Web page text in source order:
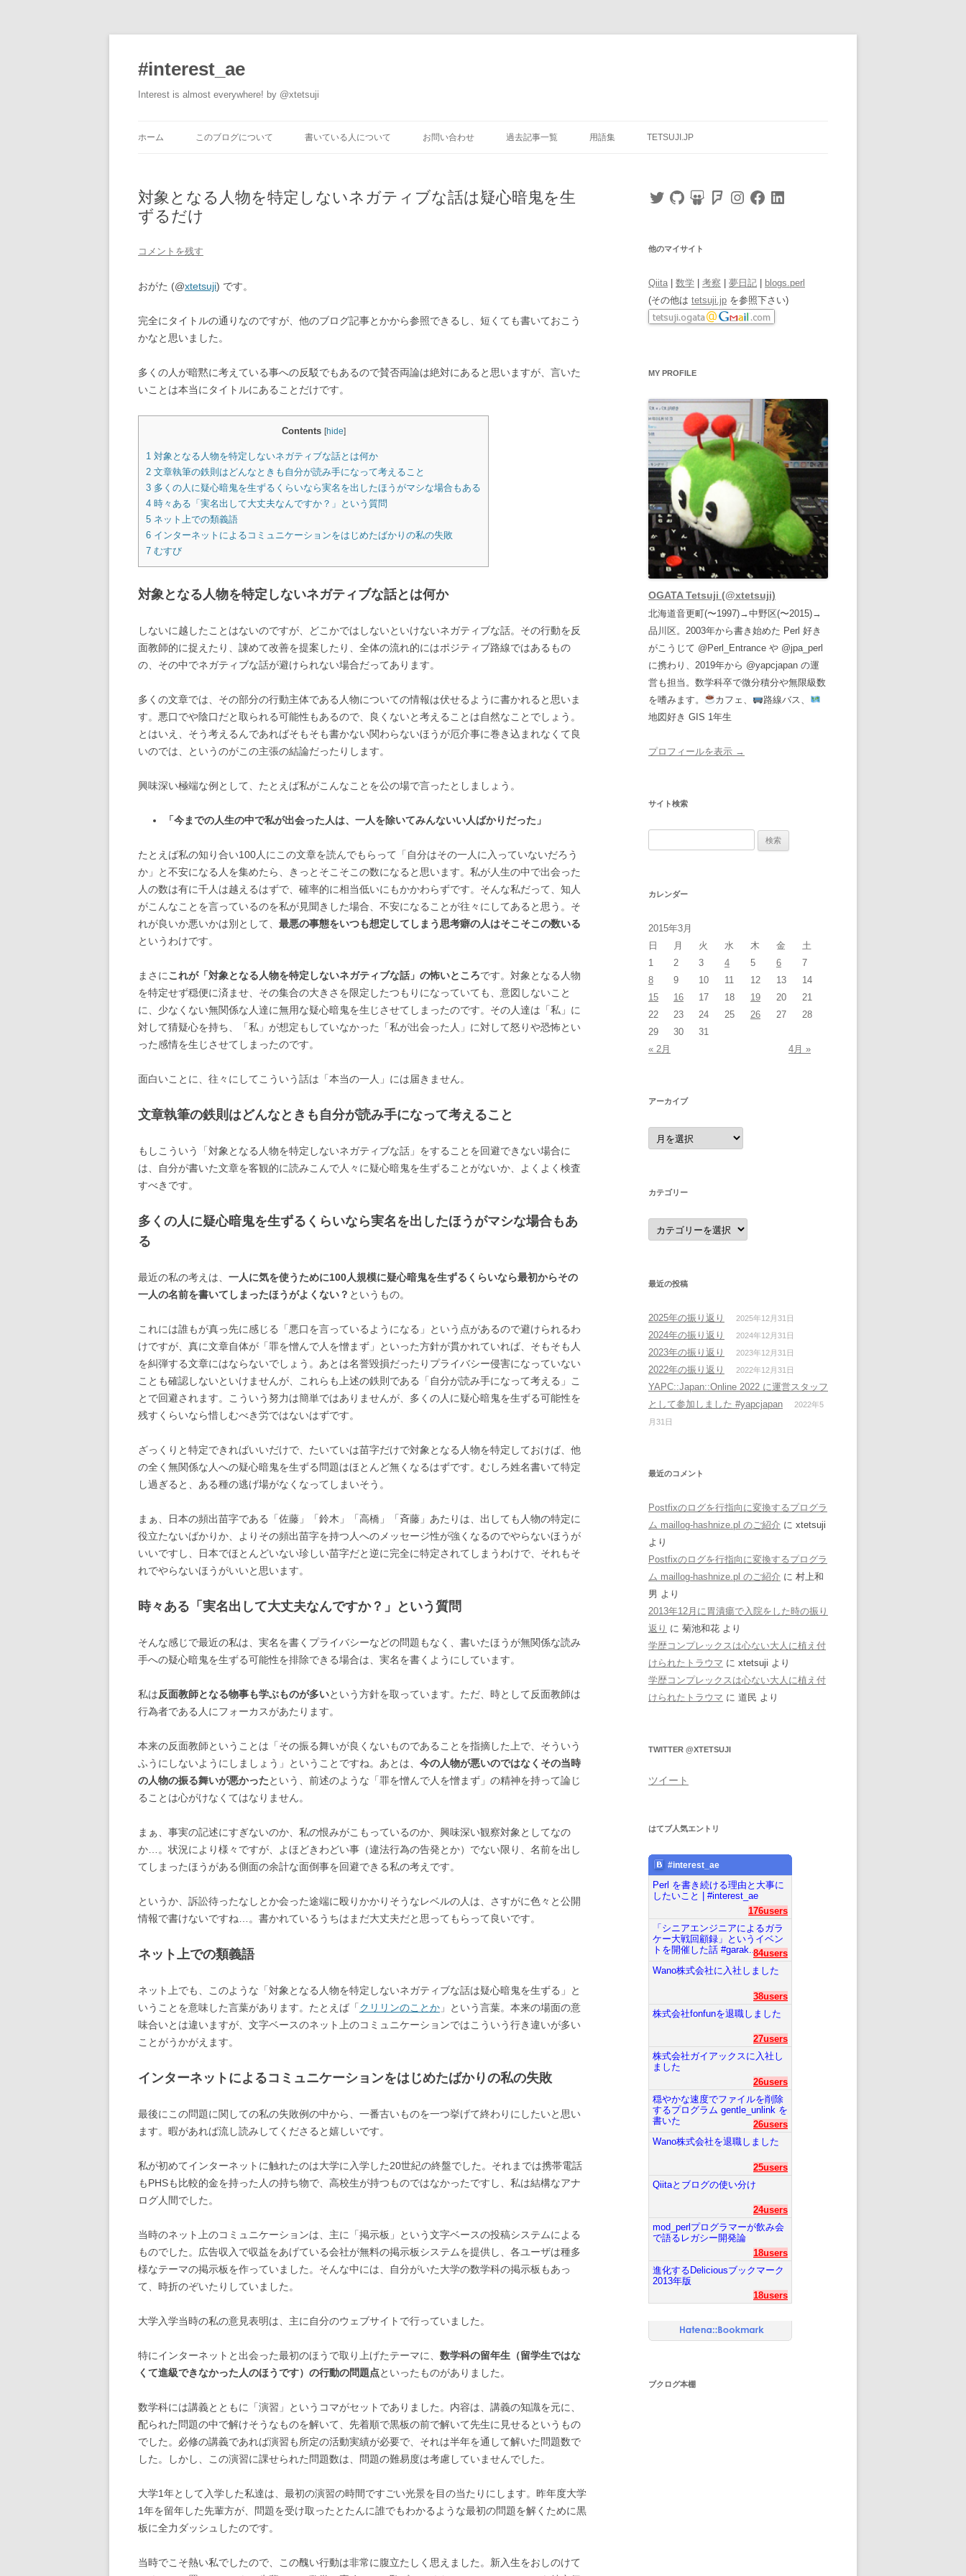
#interest_ae
Interest is almost everywhere! by @xtetsuji
キ
ッ
ホーム このブログについて 書いている人について お問い合わせ 過去記事一覧 用語集 TETSUJI.JP
対象となる人物を特定しないネガティブな話は疑心暗鬼を生
ずるだけ
コメントを残す
おがた (@xtetsuji) です。
完全にタイトルの通りなのですが、他のブログ記事とかから参照できるし、短くても書いておこう
かなと思いました。
多くの人が暗黙に考えている事への反駁でもあるので賛否両論は絶対にあると思いますが、言いた
いことは本当にタイトルにあることだけです。
Contents [hide]
1 対象となる人物を特定しないネガティブな話とは何か
2 文章執筆の鉄則はどんなときも自分が読み手になって考えること
3 多くの人に疑心暗鬼を生ずるくらいなら実名を出したほうがマシな場合もある
4 時々ある「実名出して大丈夫なんですか？」という質問
5 ネット上での類義語
6 インターネットによるコミュニケーションをはじめたばかりの私の失敗
7 むすび
対象となる人物を特定しないネガティブな話とは何か
しないに越したことはないのですが、どこかではしないといけないネガティブな話。その行動を反
面教師的に捉えたり、諌めて改善を提案したり、全体の流れ的にはポジティブ路線ではあるもの
の、その中でネガティブな話が避けられない場合だってあります。
多くの文章では、その部分の行動主体である人物についての情報は伏せるように書かれると思いま
す。悪口でや陰口だと取られる可能性もあるので、良くないと考えることは自然なことでしょう。
とはいえ、そう考えるんであればそもそも書かない関わらないほうが厄介事に巻き込まれなくて良
いのでは、というのがこの主張の結論だったりします。
興味深い極端な例として、たとえば私がこんなことを公の場で言ったとしましょう。
「今までの人生の中で私が出会った人は、一人を除いてみんないい人ばかりだった」
たとえば私の知り合い100人にこの文章を読んでもらって「自分はその一人に入っていないだろう
か」と不安になる人を集めたら、きっとそこそこの数になると思います。私が人生の中で出会った
人の数は有に千人は越えるはずで、確率的に相当低いにもかかわらずです。そんな私だって、知人
がこんなことを言っているのを私が見聞きした場合、不安になることが往々にしてあると思う。そ
れが良いか悪いかは別として、 最悪の事態をいつも想定してしまう思考癖の人はそこそこの数いる
というわけです。
まさにこれが「対象となる人物を特定しないネガティブな話」の怖いところです。対象となる人物
を特定せず穏便に済ませ、その集合の大きさを限定したつもりになっていても、意図しないこと
に、少なくない無関係な人達に無用な疑心暗鬼を生じさせてしまったのです。その人達は「私」に
対して猜疑心を持ち、「私」が想定もしていなかった「私が出会った人」に対して怒りや恐怖とい
った感情を生じさせてしまったのです。
面白いことに、往々にしてこういう話は「本当の一人」には届きません。
文章執筆の鉄則はどんなときも自分が読み手になって考えること
もしこういう「対象となる人物を特定しないネガティブな話」をすることを回避できない場合に
は、自分が書いた文章を客観的に読みこんで人々に疑心暗鬼を生ずることがないか、よくよく検査
すべきです。
多くの人に疑心暗鬼を生ずるくらいなら実名を出したほうがマシな場合もあ
る
最近の私の考えは、 一人に気を使うために100人規模に疑心暗鬼を生ずるくらいなら最初からその
一人の名前を書いてしまったほうがよくない？ というもの。
これには誰もが真っ先に感じる「悪口を言っているようになる」という点があるので避けられるわ
けですが、真に文章自体が「罪を憎んで人を憎まず」といった方針が貫かれていれば、そもそも人
を糾弾する文章にはならないでしょう。あとは名誉毀損だったりプライバシー侵害になっていない
ことも確認しないといけませんが、これらも上述の鉄則である「自分が読み手になって考える」こ
とで回避されます。こういう努力は簡単ではありませんが、多くの人に疑心暗鬼を生ずる可能性を
残すくらいなら惜しむべき労ではないはずです。
ざっくりと特定できればいいだけで、たいていは苗字だけで対象となる人物を特定しておけば、他
の全く無関係な人への疑心暗鬼を生ずる問題はほとんど無くなるはずです。むしろ姓名書いて特定
し過ぎると、ある種の逃げ場がなくなってしまいそう。
まぁ、日本の頻出苗字である「佐藤」「鈴木」「高橋」「斉藤」あたりは、出しても人物の特定に
役立たないばかりか、よりその頻出苗字を持つ人へのメッセージ性が強くなるのでやらないほうが
いいですし、日本でほとんどいない珍しい苗字だと逆に完全に特定されてしまうわけで、それもそ
れでやらないほうがいいと思います。
時々ある「実名出して大丈夫なんですか？」という質問
そんな感じで最近の私は、実名を書くプライバシーなどの問題もなく、書いたほうが無関係な読み
手への疑心暗鬼を生ずる可能性を排除できる場合は、実名を書くようにしています。
私は反面教師となる物事も学ぶものが多いという方針を取っています。ただ、時として反面教師は
行為者である人にフォーカスがあたります。
本来の反面教師ということは「その振る舞いが良くないものであることを指摘した上で、そういう
ふうにしないようにしましょう」ということですね。あとは、 今の人物が悪いのではなくその当時
の人物の振る舞いが悪かったという、前述のような「罪を憎んで人を憎まず」の精神を持って論じ
ることは心がけなくてはなりません。
まぁ、事実の記述にすぎないのか、私の恨みがこもっているのか、興味深い観察対象としてなの
か…。状況により様々ですが、よほどきわどい事（違法行為の告発とか）でない限り、名前を出し
てしまったほうがある側面の余計な面倒事を回避できる私の考えです。
というか、訴訟待ったなしとか会った途端に殴りかかりそうなレベルの人は、さすがに色々と公開
情報で書けないですね…。書かれているうちはまだ大丈夫だと思ってもらって良いです。
ネット上での類義語
ネット上でも、このような「対象となる人物を特定しないネガティブな話は疑心暗鬼を生ずる」と
いうことを意味した言葉があります。たとえば「クリリンのことか 」という言葉。本来の場面の意
味合いとは違いますが、文字ベースのネット上のコミュニケーションではこういう行き違いが多い
ことがうかがえます。
インターネットによるコミュニケーションをはじめたばかりの私の失敗
最後にこの問題に関しての私の失敗例の中から、一番古いものを一つ挙げて終わりにしたいと思い
ます。暇があれば流し読みしてくださると嬉しいです。
私が初めてインターネットに触れたのは大学に入学した20世紀の終盤でした。それまでは携帯電話
もPHSも比較的金を持った人の持ち物で、高校生が持つものではなかったですし、私は結構なアナ
ログ人間でした。
当時のネット上のコミュニケーションは、主に「掲示板」という文字ベースの投稿システムによる
ものでした。広告収入で収益をあげている会社が無料の掲示板システムを提供し、各ユーザは種多
様なテーマの掲示板を作っていました。そんな中には、自分がいた大学の数学科の掲示板もあっ
て、時折のぞいたりしていました。
大学入学当時の私の意見表明は、主に自分のウェブサイトで行っていました。
特にインターネットと出会った最初のほうで取り上げたテーマに、 数学科の留年生（留学生ではな
くて進級できなかった人のほうです）の行動の問題点といったものがありました。
数学科には講義とともに「演習」というコマがセットでありました。内容は、講義の知識を元に、
配られた問題の中で解けそうなものを解いて、先着順で黒板の前で解いて先生に見せるというもの
でした。必修の講義であれば演習も所定の活動実績が必要で、それは半年を通して解いた問題数で
した。しかし、
この演習に課せられた問題数は、問題の難易度は考慮していませんでした。
大学1年として入学した私達は、最初の演習の時間ですごい光景を目の当たりにします。昨年度大学
1年を留年した先輩方が、問題を受け取ったとたんに誰でもわかるような最初の問題を解くために黒
板に全力ダッシュしたのです。
当時でこそ熱い私でしたので、この醜い行動は非常に腹立たしく思えました。新入生をおしのけて
TwitterGitHubSlideShareFoursquare
InstagramFacebookLinkedIn
他のマイサイト
Qiita 数学 考察 夢日記
blogs.perl
(その他は tetsuji.jp を参照下さい)
MY PROFILE
OGATA Tetsuji (@xtetsuji)
北海道音更町(〜1997)→中野区(〜2015)→
品川区。2003年から書き始めた Perl 好き
がこうじて @Perl_Entrance や @jpa_perl
に携わり、2019年から @yapcjapan の運
営も担当。数学科卒で微分積分や無限級数
を嗜みます。
カフェ、
路線バス、
地図好き GIS 1年生
プロフィールを表示 →
サイト検索
カレンダー
2015年3月
日
月 火 水 木 金
土
1
2 3 4 5 6
7
8
9 10 11 12 13
14
15
16 17 18 19 20
21
22
23 24 25 26 27
28
29
30
31
« 2月
4月 »
アーカイブ
ア
ー
カ
カテゴリー
カ
テ
ゴ
最近の投稿
2025年の振り返り 2025年12月31日
2024年の振り返り 2024年12月31日
2023年の振り返り 2023年12月31日
2022年の振り返り 2022年12月31日
YAPC::Japan::Online 2022 に運営スタッフ
として参加しました #yapcjapan
2022年5
月31日
最近のコメント
Postfixのログを行指向に変換するプログラ
ム maillog-hashnize.pl のご紹介 に xtetsuji
より
Postfixのログを行指向に変換するプログラ
ム maillog-hashnize.pl のご紹介 に 村上和
男 より
2013年12月に胃潰瘍で入院をした時の振り
返り に 菊池和花 より
学歴コンプレックスは心ない大人に植え付
けられたトラウマ に xtetsuji より
学歴コンプレックスは心ない大人に植え付
けられたトラウマ に 道民 より
TWITTER @XTETSUJI
ツイート
はてブ人気エントリ
#interest_ae
Perl を書き続ける理由と大事に
したいこと | #interest_ae
176users
「シニアエンジニアによるガラ
ケー大戦回顧録」というイベン
トを開催した話 #garak...84users
Wano株式会社に入社しました
38users
株式会社fonfunを退職しました
27users
株式会社ガイアックスに入社し
ました
26users
穏やかな速度でファイルを削除
するプログラム gentle_unlink を
書いた
26users
Wano株式会社を退職しました
25users
Qiitaとブログの使い分け
24users
mod_perlプログラマーが飲み会
で語るレガシー開発論
18users
進化するDeliciousブックマーク
2013年版
18users
ブクログ本棚